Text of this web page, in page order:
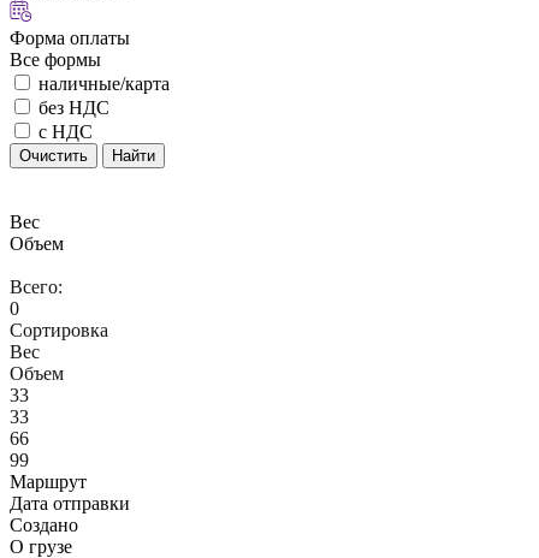
Форма оплаты
Все формы
наличные/карта
без НДС
с НДС
Очистить Найти
Вес
Объем
Всего:
0
Сортировка
Вес
Объем
33
33
66
99
Маршрут
Дата отправки
Создано
О грузе